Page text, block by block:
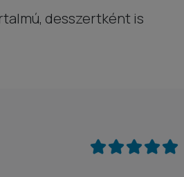
desszertként is